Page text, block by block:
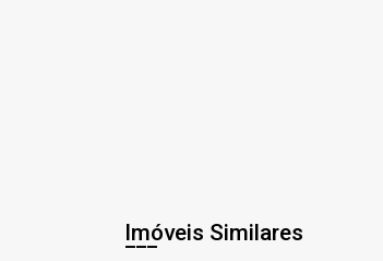
Imóveis Similares